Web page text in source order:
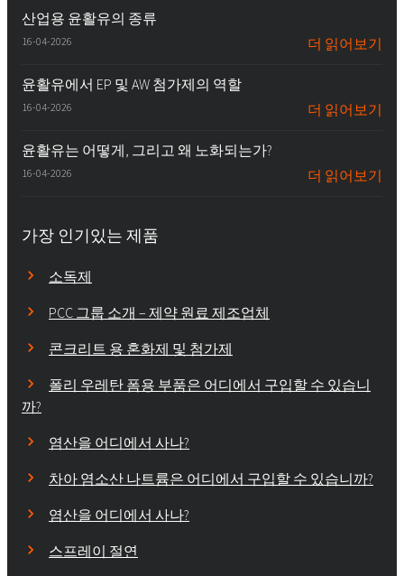
산업용 윤활유의 종류
16-04-2026 더 읽어보기
윤활유에서 EP 및 AW 첨가제의 역할
16-04-2026 더 읽어보기
윤활유는 어떻게, 그리고 왜 노화되는가?
16-04-2026 더 읽어보기
가장 인기있는 제품
소독제
PCC 그룹 소개 – 제약 원료 제조업체
콘크리트 용 혼화제 및 첨가제
폴리 우레탄 폼용 부품은 어디에서 구입할 수 있습니
까?
염산을 어디에서 사나?
차아 염소산 나트륨은 어디에서 구입할 수 있습니까?
염산을 어디에서 사나?
스프레이 절연